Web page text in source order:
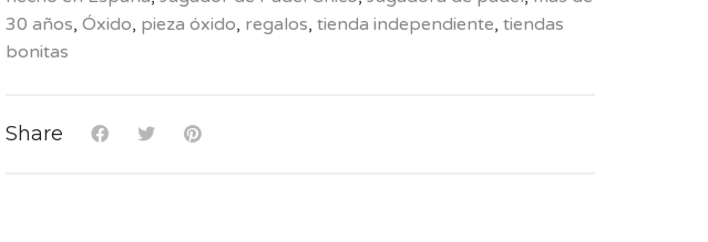
30 años, Óxido, pieza óxido, regalos, tienda independiente, tiendas
bonitas
Share